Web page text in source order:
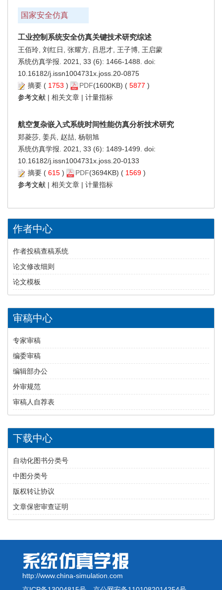
国家安全仿真
工业控制系统安全仿真关键技术研究综述
王佰玲, 刘红日, 张耀方, 吕思才, 王子博, 王启蒙
系统仿真学报. 2021, 33 (6): 1466-1488. doi:
10.16182/j.issn1004731x.joss.20-0875
摘要 ( 1753 ) PDF(1600KB) ( 5877 )
参考文献 | 相关文章 | 计量指标
航空复杂嵌入式系统时间性能仿真分析技术研究
郑菱莎, 姜兵, 赵喆, 杨朝旭
系统仿真学报. 2021, 33 (6): 1489-1499. doi:
10.16182/j.issn1004731x.joss.20-0133
摘要 ( 615 ) PDF(3694KB) ( 1569 )
参考文献 | 相关文章 | 计量指标
作者中心
作者投稿查稿系统
论文修改细则
论文模板
审稿中心
专家审稿
编委审稿
编辑部办公
外审规范
审稿人自荐表
下载中心
自动化图书分类号
中图分类号
版权转让协议
文章保密审查证明
http://www.china-simulation.com